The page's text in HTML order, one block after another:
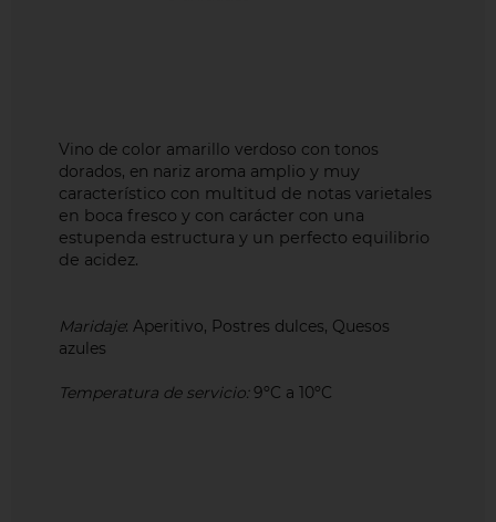
Vino de color amarillo verdoso con tonos
dorados, en nariz aroma amplio y muy
característico con multitud de notas varietales
en boca fresco y con carácter con una
estupenda estructura y un perfecto equilibrio
de acidez.
Maridaje: Aperitivo, Postres dulces, Quesos
azules
Temperatura de servicio:9ºC a 10ºC